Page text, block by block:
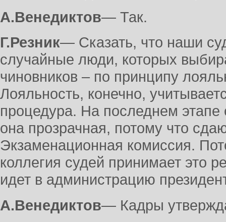
А.Венедиктов― Так.
Г.Резник― Сказать, что наши
случайные люди, которых
чиновников – по принципу
Лояльность, конечно,
процедура. На последнем
она прозрачная, потому что
Экзаменационная комиссия.
коллегия судей принимает это
идет в администрацию
А.Венедиктов― Кадры